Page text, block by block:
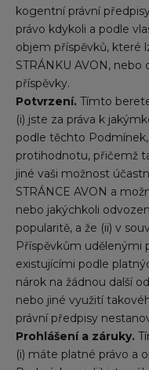
kogentní právní
právo kdykoli a podle
objem příspěvků, které
STRÁNKU AVON,
příspěvky.
Potvrzení. Tímto
(i) jste za práva k
podle těchto
protihodnotu, přičemž
jiné vaši možnost
STRÁNCE AVON a
nebo jakýchkoli
popularitě, a že (ii) v
Příspěvkům udělenými
existujícími podle
nárok na žádnou další
nebo jiné využití
právní předpisy
Prohlášení a záruky.
(i) máte platné právo a